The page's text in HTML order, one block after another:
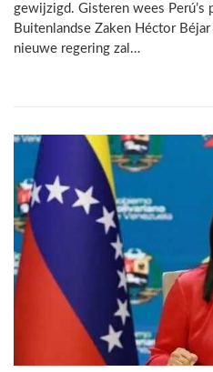
gewijzigd. Gisteren wees Perú’s
Buitenlandse Zaken Héctor
nieuwe regering zal…